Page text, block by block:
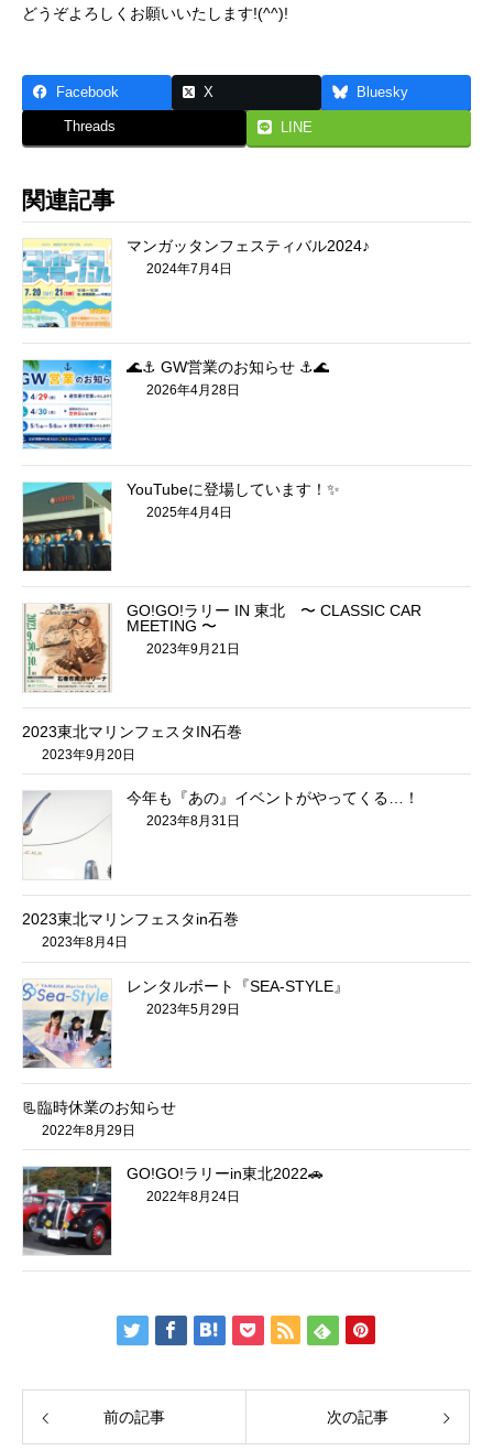
どうぞよろしくお願いいたします!(^^)!
Facebook X Bluesky
Threads LINE
関連記事
マンガッタンフェスティバル2024♪
2024年7月4日
🌊⚓ GW営業のお知らせ ⚓🌊
2026年4月28日
YouTubeに登場しています！✨
2025年4月4日
GO!GO!ラリー IN 東北 〜 CLASSIC CAR
MEETING 〜
2023年9月21日
2023東北マリンフェスタIN石巻
2023年9月20日
今年も『あの』イベントがやってくる…！
2023年8月31日
2023東北マリンフェスタin石巻
2023年8月4日
レンタルボート『SEA-STYLE』
2023年5月29日
📃臨時休業のお知らせ
2022年8月29日
GO!GO!ラリーin東北2022🚗
2022年8月24日
前の記事 次の記事